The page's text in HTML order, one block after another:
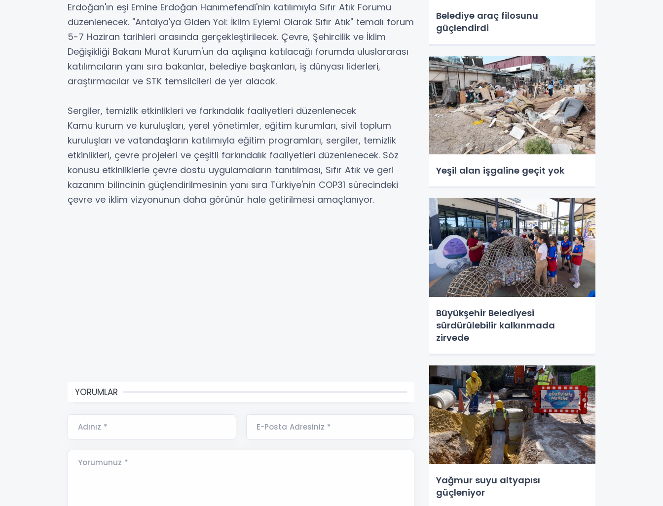
Erdoğan'ın eşi Emine Erdoğan Hanımefendi'nin katılımıyla Sıfır Atık Forumu
düzenlenecek. "Antalya'ya Giden Yol: İklim Eylemi Olarak Sıfır Atık" temalı forum
5-7 Haziran tarihleri arasında gerçekleştirilecek. Çevre, Şehircilik ve İklim
Değişikliği Bakanı Murat Kurum'un da açılışına katılacağı forumda uluslararası
katılımcıların yanı sıra bakanlar, belediye başkanları, iş dünyası liderleri,
araştırmacılar ve STK temsilcileri de yer alacak.
Sergiler, temizlik etkinlikleri ve farkındalık faaliyetleri düzenlenecek
Kamu kurum ve kuruluşları, yerel yönetimler, eğitim kurumları, sivil toplum
kuruluşları ve vatandaşların katılımıyla eğitim programları, sergiler, temizlik
etkinlikleri, çevre projeleri ve çeşitli farkındalık faaliyetleri düzenlenecek. Söz
konusu etkinliklerle çevre dostu uygulamaların tanıtılması, Sıfır Atık ve geri
kazanım bilincinin güçlendirilmesinin yanı sıra Türkiye'nin COP31 sürecindeki
çevre ve iklim vizyonunun daha görünür hale getirilmesi amaçlanıyor.
YORUMLAR
Adınız * E-Posta Adresiniz *
Yorumunuz *
Belediye araç filosunu
güçlendirdi
Yeşil alan işgaline geçit yok
Büyükşehir Belediyesi
sürdürülebilir kalkınmada
zirvede
Yağmur suyu altyapısı
güçleniyor